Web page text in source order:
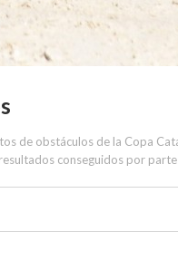
de obstáculos de la Copa
conseguidos por